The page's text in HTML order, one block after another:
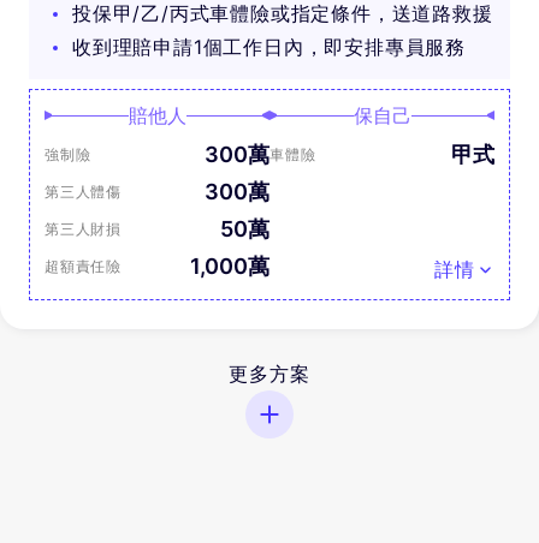
投保甲/乙/丙式車體險或指定條件，送道路救援
收到理賠申請1個工作日內，即安排專員服務
賠他人
強制險 300萬
第三人體傷 300萬
第三人財損 50萬
超額責任險 1,000萬
保自己
車體險 甲式
詳情
更多方案